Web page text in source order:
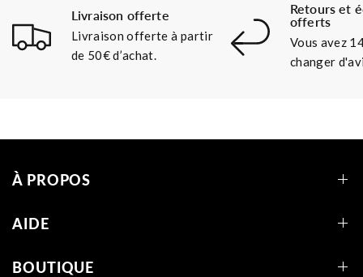
Livraison offerte
Livraison offerte à partir
de 50€ d’achat.
Retours et
offerts
Vous avez
changer
À PROPOS
AIDE
BOUTIQUE